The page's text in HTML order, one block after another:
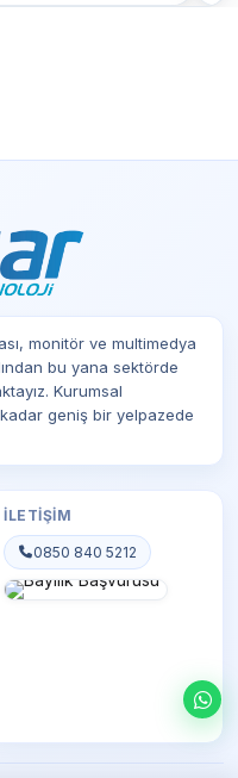
monitör ve multimedya
bu yana sektörde
Kurumsal
geniş bir yelpazede
İLETIŞIM
0850 840 5212